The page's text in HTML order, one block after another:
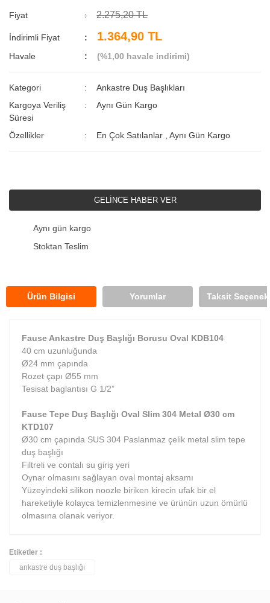
Fiyat 2.275,20 TL
İndirimli Fiyat 1.364,90 TL
Havale (%1,00 havale indirimi)
Kategori
Ankastre Duş Başlıkları
Kargoya Veriliş
Süresi
Aynı Gün Kargo
Özellikler En Çok Satılanlar ,Aynı Gün Kargo
GELİNCE HABER VER
Aynı gün kargo
Stoktan Teslim
Ürün Bilgisi Yorumlar Taksit
Fause Ankastre Duş Başlığı Borusu Oval KDB104
40 cm uzunluğunda
Ø24 mm çapında
Rozet çapı Ø55 mm
Tesisat baglantısı G 1/2”
Fause Tepe Duş Başlığı Oval Slim 304 Metal Ø30 cm
KTD107
Ø30 cm çapında SUS 304 Paslanmaz çelik metal slim tepe
duş başlığı
Filtreli ve contalı su giriş yeri
Oynar olmasını sağlayan oval montaj aksamı
Yüzeyindeki silikon noozle biriken kirecin ufak bir el
hareketiyle kolayca temizlenmesine ve ürünün uzun ömürlü
olmasına olanak veriyor.
Bu ürüne ilk yorumu siz yapın!
Etiketler :
ankastre duş başlığı